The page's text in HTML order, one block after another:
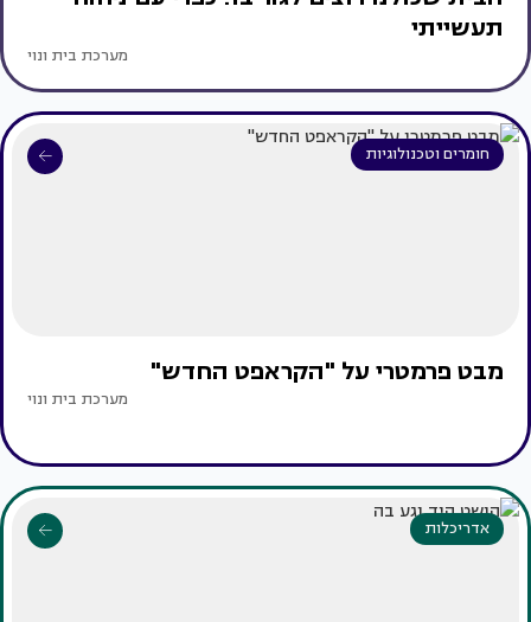
תעשייתי
מערכת בית ונוי
חומרים וטכנולוגיות
מבט פרמטרי על "הקראפט החדש"
מערכת בית ונוי
אדריכלות